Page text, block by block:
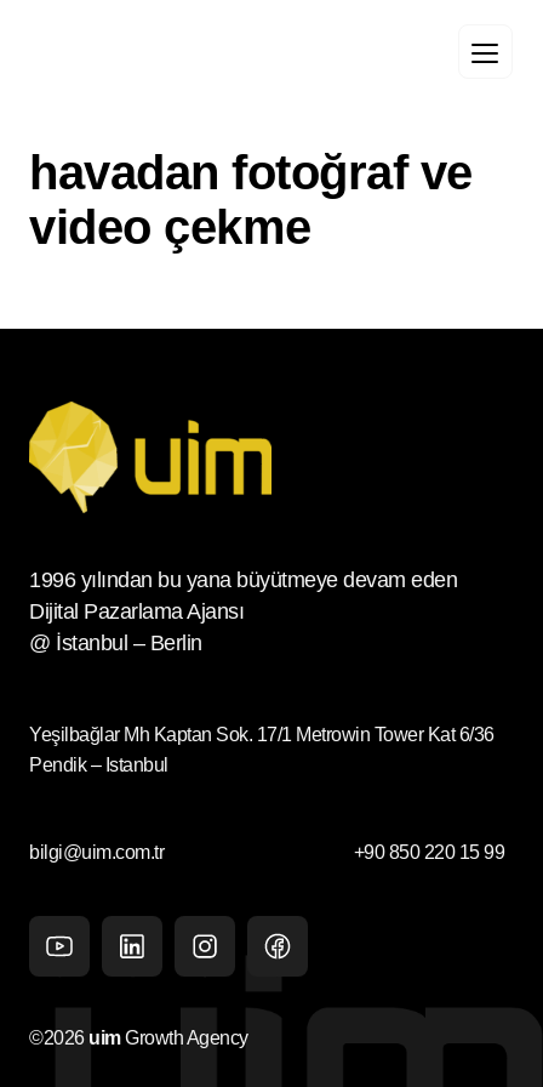
havadan fotoğraf ve
video çekme
1996 yılından bu yana büyütmeye devam eden
Dijital Pazarlama Ajansı
@ İstanbul – Berlin
Yeşilbağlar Mh Kaptan Sok. 17/1 Metrowin Tower Kat 6/36
Pendik – Istanbul
bilgi@uim.com.tr +90 850 220 15 99
©2026 uimGrowth Agency